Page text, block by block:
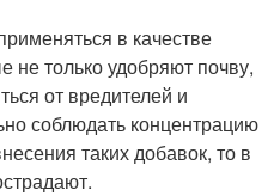
в качестве
не только удобряют почву,
от вредителей и
соблюдать концентрацию
таких добавок, то в